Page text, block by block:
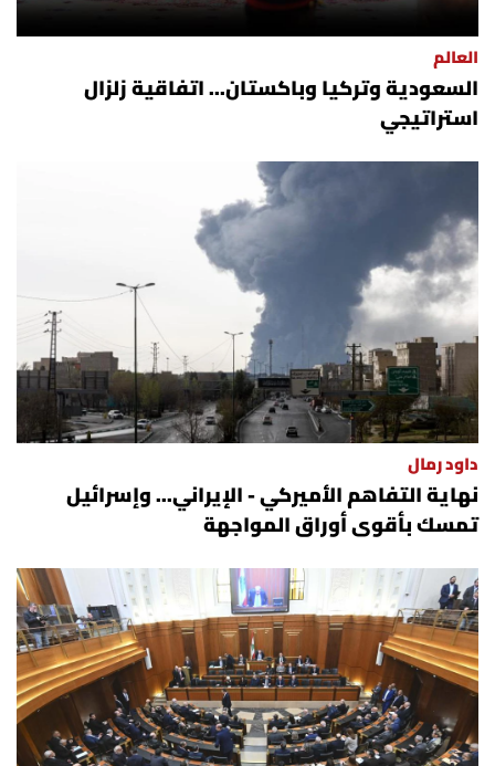
العالم
السعودية وتركيا وباكستان... اتفاقية زلزال
استراتيجي
داود رمال
نهاية التفاهم الأميركي - الإيراني... وإسرائيل
تمسك بأقوى أوراق المواجهة